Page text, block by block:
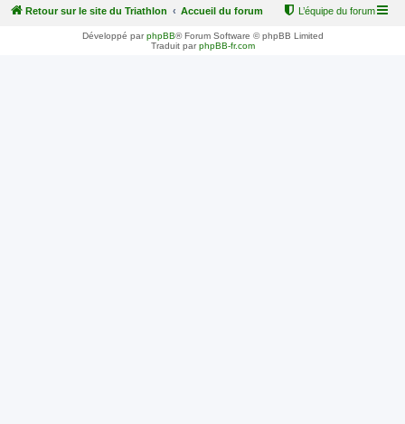
Retour sur le site du Triathlon Accueil du forum L’équipe du forum
Développé parphpBB® Forum Software © phpBB Limited
Traduit parphpBB-fr.com